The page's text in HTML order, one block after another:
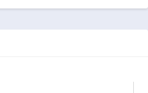
249話
がないので無限に